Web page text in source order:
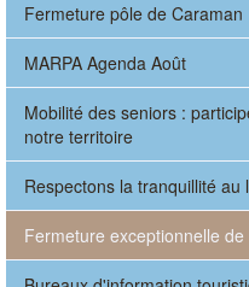
Fermeture pôle de Caraman
MARPA Agenda Août
Mobilité des seniors :
notre territoire
Respectons la tranquillité
Fermeture exceptionnelle de